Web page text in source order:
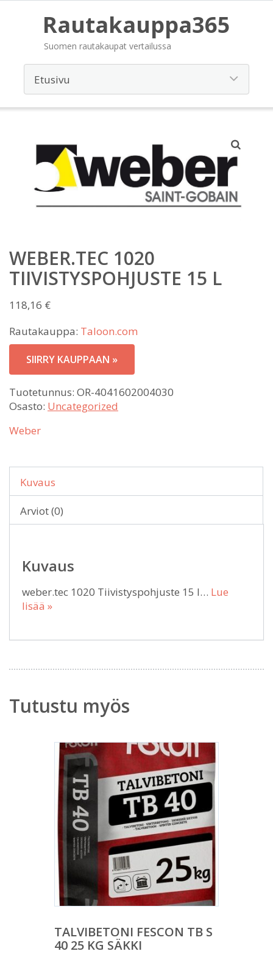
Rautakauppa365
Suomen rautakaupat vertailussa
WEBER.TEC 1020
TIIVISTYSPOHJUSTE 15 L
118,16 €
Rautakauppa: Taloon.com
SIIRRY KAUPPAAN »
Tuotetunnus: OR-4041602004030
Osasto: Uncategorized
Weber
Kuvaus
Arviot (0)
Kuvaus
weber.tec 1020 Tiivistyspohjuste 15 l… Lue
lisää »
Tutustu myös
TALVIBETONI FESCON TB S
40 25 KG SÄKKI